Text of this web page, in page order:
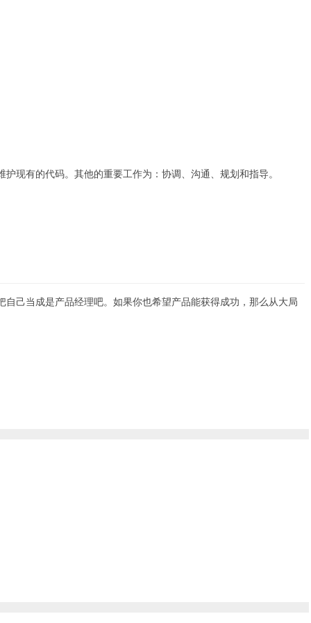
现有的代码。其他的重要工作为：协调、沟通、规划和指导。
己当成是产品经理吧。如果你也希望产品能获得成功，那么从大局